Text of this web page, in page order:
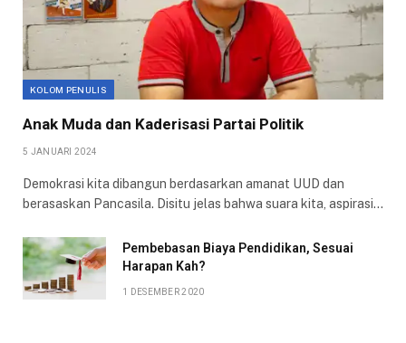
KOLOM PENULIS
Anak Muda dan Kaderisasi Partai Politik
5 JANUARI 2024
Demokrasi kita dibangun berdasarkan amanat UUD dan
berasaskan Pancasila. Disitu jelas bahwa suara kita, aspirasi…
Pembebasan Biaya Pendidikan, Sesuai
Harapan Kah?
1 DESEMBER 2020